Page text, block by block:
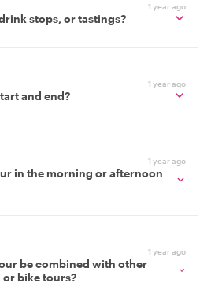
1 year ago
stops, or tastings?
1 year ago
and end?
1 year ago
in the morning or afternoon
1 year ago
be combined with other
bike tours?